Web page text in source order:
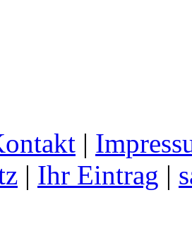
|
| Ihr Eintrag |